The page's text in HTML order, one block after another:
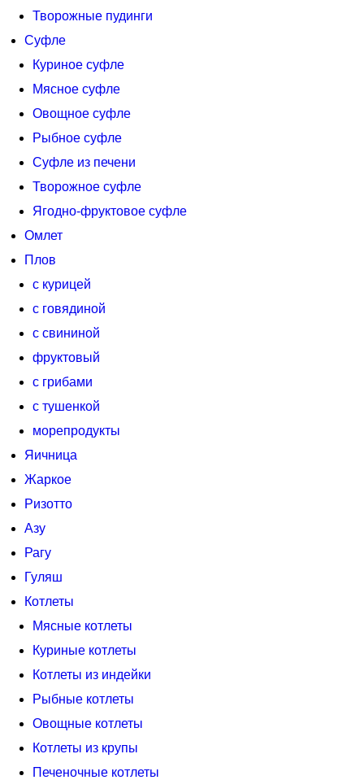
Творожные пудинги
Суфле
Куриное суфле
Мясное суфле
Овощное суфле
Рыбное суфле
Суфле из печени
Творожное суфле
Ягодно-фруктовое суфле
Омлет
Плов
с курицей
с говядиной
с свининой
фруктовый
с грибами
с тушенкой
морепродукты
Яичница
Жаркое
Ризотто
Азу
Рагу
Гуляш
Котлеты
Мясные котлеты
Куриные котлеты
Котлеты из индейки
Рыбные котлеты
Овощные котлеты
Котлеты из крупы
Печеночные котлеты